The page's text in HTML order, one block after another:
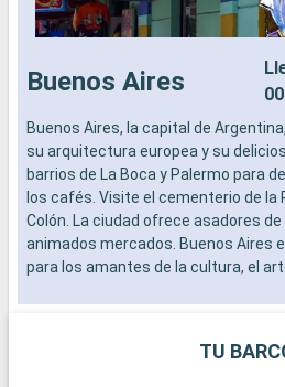
Buenos Aires
Buenos Aires, la capital de
su arquitectura europea y su
barrios de La Boca y Palermo para
los cafés. Visite el cementerio de la
Colón. La ciudad ofrece asadores
animados mercados. Buenos Aires
para los amantes de la cultura, el
TU